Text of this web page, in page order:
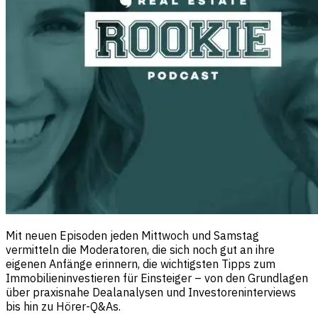
Mit neuen Episoden jeden Mittwoch und Samstag
vermitteln die Moderatoren, die sich noch gut an ihre
eigenen Anfänge erinnern, die wichtigsten Tipps zum
Immobilieninvestieren für Einsteiger – von den Grundlagen
über praxisnahe Dealanalysen und Investoreninterviews
bis hin zu Hörer-Q&As.